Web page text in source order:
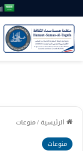
الرئيسية/منوعات
منوعات